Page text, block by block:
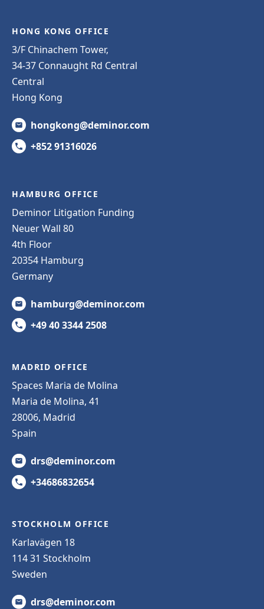
HONG KONG OFFICE
3/F Chinachem Tower,
34-37 Connaught Rd Central
Central
Hong Kong
hongkong@deminor.com
+852 91316026
HAMBURG OFFICE
Deminor Litigation Funding
Neuer Wall 80
4th Floor
20354 Hamburg
Germany
hamburg@deminor.com
+49 40 3344 2508
MADRID OFFICE
Spaces Maria de Molina
Maria de Molina, 41
28006, Madrid
Spain
drs@deminor.com
+34686832654
STOCKHOLM OFFICE
Karlavägen 18
114 31 Stockholm
Sweden
drs@deminor.com